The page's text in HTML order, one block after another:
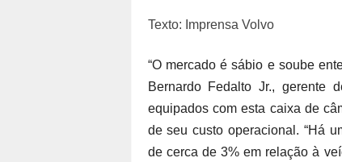
Texto: Imprensa Volvo
“O mercado é sábio e soube
Bernardo Fedalto Jr., gerente
equipados com esta caixa de
de seu custo operacional. “Há
de cerca de 3% em relação à